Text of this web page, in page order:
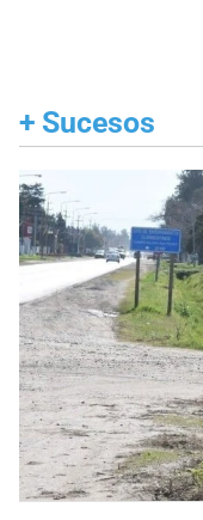
+ Sucesos